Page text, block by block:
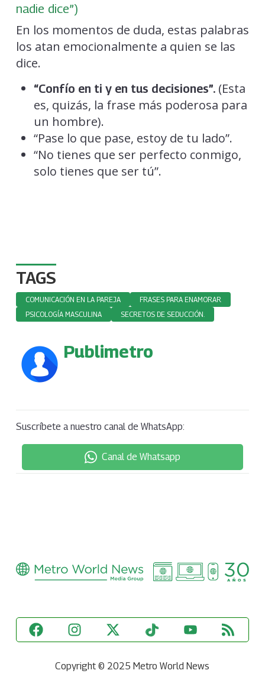
nadie dice”)
En los momentos de duda, estas palabras
los atan emocionalmente a quien se las
dice.
“Confío en ti y en tus decisiones”.(Esta
es, quizás, la frase más poderosa para
un hombre).
“Pase lo que pase, estoy de tu lado”.
“No tienes que ser perfecto conmigo,
solo tienes que ser tú”.
TAGS
COMUNICACIÓN EN LA PAREJA
FRASES PARA ENAMORAR
PSICOLOGÍA MASCULINA
SECRETOS DE SEDUCCIÓN.
Publimetro
Suscríbete a nuestro canal de WhatsApp:
Canal de Whatsapp
Copyright © 2025 Metro World News